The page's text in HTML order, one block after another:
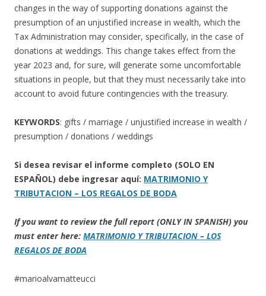
changes in the way of supporting donations against the
presumption of an unjustified increase in wealth, which the
Tax Administration may consider, specifically, in the case of
donations at weddings. This change takes effect from the
year 2023 and, for sure, will generate some uncomfortable
situations in people, but that they must necessarily take into
account to avoid future contingencies with the treasury.
KEYWORDS: gifts / marriage / unjustified increase in wealth /
presumption / donations / weddings
Si desea revisar el informe completo (SOLO EN
ESPAÑOL) debe ingresar aquí: MATRIMONIO Y
TRIBUTACION – LOS REGALOS DE BODA
If you want to review the full report (ONLY IN SPANISH) you
must enter here: MATRIMONIO Y TRIBUTACION – LOS
REGALOS DE BODA
#marioalvamatteucci